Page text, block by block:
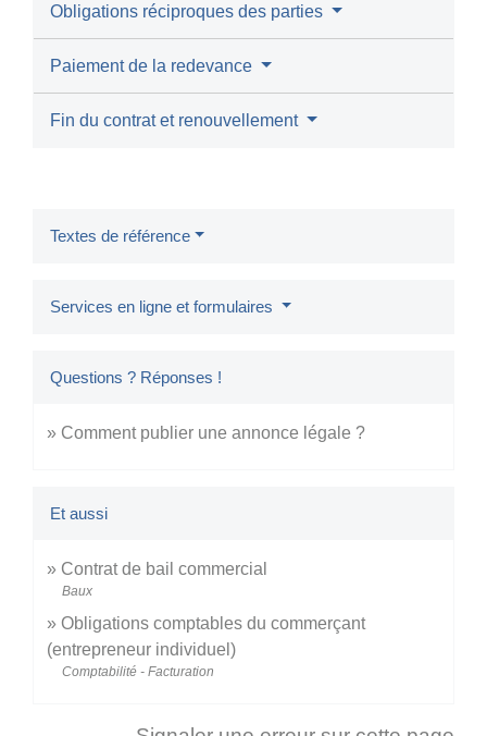
Obligations réciproques des parties
Paiement de la redevance
Fin du contrat et renouvellement
Textes de référence
Services en ligne et formulaires
Questions ? Réponses !
Comment publier une annonce légale ?
Et aussi
Contrat de bail commercial
Baux
Obligations comptables du commerçant
(entrepreneur individuel)
Comptabilité - Facturation